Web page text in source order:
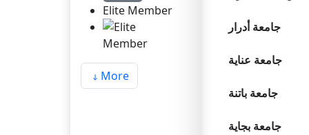
Elite Member
More
جامعة أدرار
جامعة عناية
جامعة باتنة
جامعة بجاية